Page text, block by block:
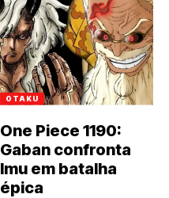
OTAKU
One Piece 1190:
Gaban confronta
Imu em batalha
épica